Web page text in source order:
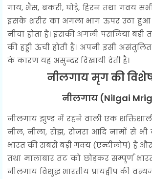
गाय, भैंस, बकरी, घोड़े, हिरन तथा गवय
इसके शरीर का अगला भाग ऊपर उठा
नीचा होता है। इसकी अगली पसलियां बड़ी
की हड्डी ऊंची होती है। अपनी इसी
के कारण यह असुन्दर दिखायी देती है।
नीलगाय मृग की
नीलगाय (Nilgai
नीलगाय झुण्ड में रहने वाली एक
नील, नीला, रोझ, रोजरा आदि नामों से भी
भारत की सबसे बड़ी गवय (एन्टीलोप) है और
तथा मालाबार तट को छोड़कर सम्पूर्ण
नीलगाय विशुद्ध भारतीय प्रायद्वीप की